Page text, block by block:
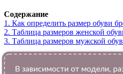
Содержание
1. Как определить размер обуви
2. Таблица размеров женской
3. Таблица размеров мужской
В зависимости от модели,